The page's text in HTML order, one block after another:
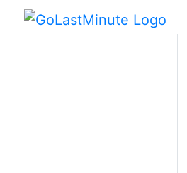
Viaje de
a Isla